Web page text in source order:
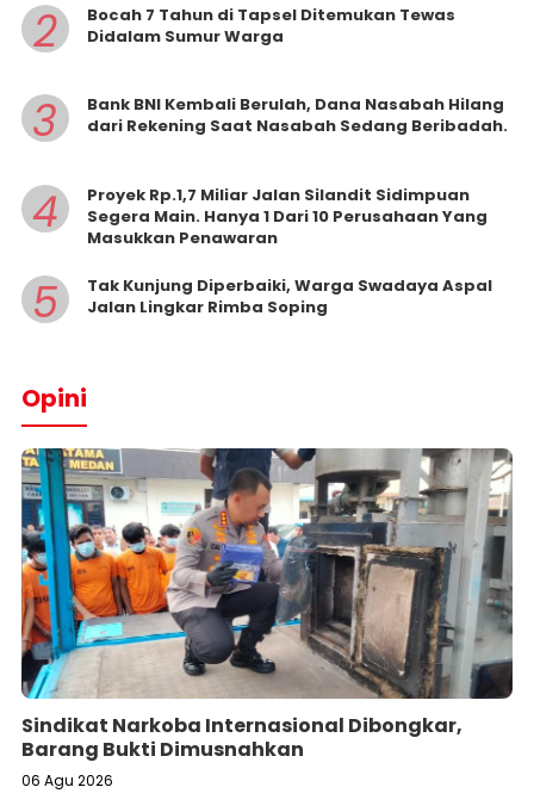
2
Bocah 7 Tahun di Tapsel Ditemukan Tewas
Didalam Sumur Warga
3
Bank BNI Kembali Berulah, Dana Nasabah Hilang
dari Rekening Saat Nasabah Sedang Beribadah.
4
Proyek Rp.1,7 Miliar Jalan Silandit Sidimpuan
Segera Main. Hanya 1 Dari 10 Perusahaan Yang
Masukkan Penawaran
5
Tak Kunjung Diperbaiki, Warga Swadaya Aspal
Jalan Lingkar Rimba Soping
Opini
Sindikat Narkoba Internasional Dibongkar,
Barang Bukti Dimusnahkan
06 Agu 2026